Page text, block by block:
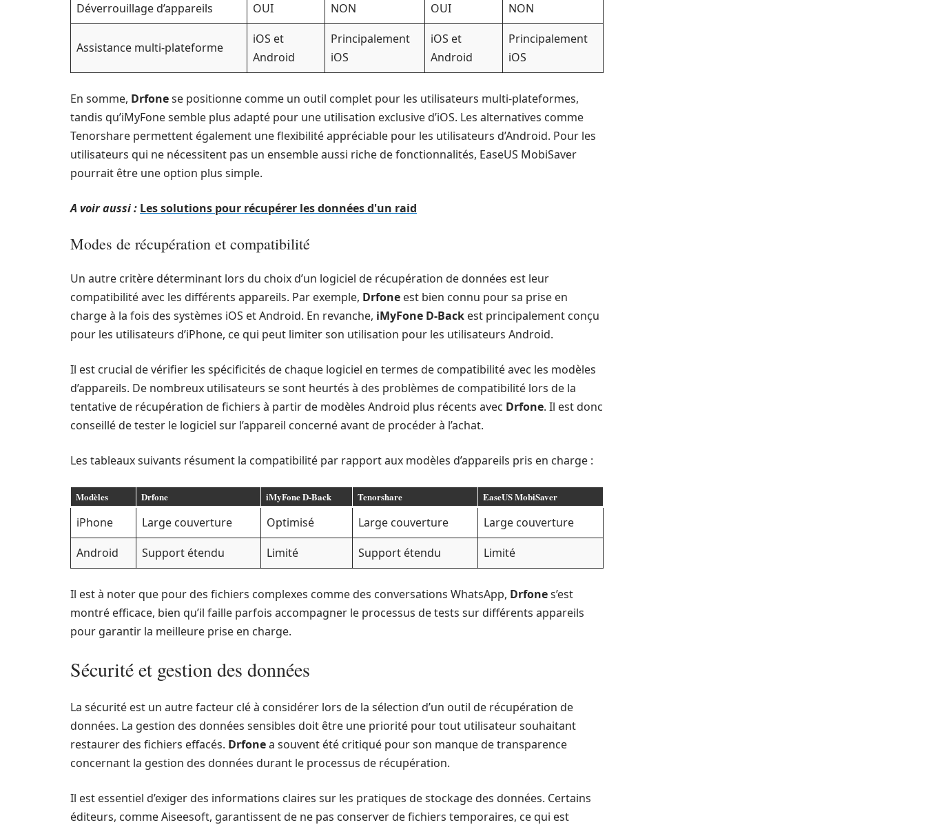
Déverrouillage d’appareils
OUI NON OUI NON
Assistance multi-plateforme
iOS et
Android
Principalement
iOS
iOS et
Android
Principalement
iOS
En somme, Drfonese positionne comme un outil complet pour les utilisateurs multi-plateformes,
tandis qu’iMyFone semble plus adapté pour une utilisation exclusive d’iOS. Les alternatives comme
Tenorshare permettent également une flexibilité appréciable pour les utilisateurs d’Android. Pour les
utilisateurs qui ne nécessitent pas un ensemble aussi riche de fonctionnalités, EaseUS MobiSaver
pourrait être une option plus simple.
A voir aussi : Les solutions pour récupérer les données d'un raid
Modes de récupération et compatibilité
Un autre critère déterminant lors du choix d’un logiciel de récupération de données est leur
compatibilité avec les différents appareils. Par exemple, Drfone est bien connu pour sa prise en
charge à la fois des systèmes iOS et Android. En revanche, iMyFone D-Back est principalement conçu
pour les utilisateurs d’iPhone, ce qui peut limiter son utilisation pour les utilisateurs Android.
Il est crucial de vérifier les spécificités de chaque logiciel en termes de compatibilité avec les modèles
d’appareils. De nombreux utilisateurs se sont heurtés à des problèmes de compatibilité lors de la
tentative de récupération de fichiers à partir de modèles Android plus récents avec Drfone. Il est donc
conseillé de tester le logiciel sur l’appareil concerné avant de procéder à l’achat.
Les tableaux suivants résument la compatibilité par rapport aux modèles d’appareils pris en charge :
Modèles Drfone iMyFone D-Back Tenorshare EaseUS MobiSaver
iPhone Large couverture Optimisé Large couverture
Large couverture
Android
Support étendu Limité Support étendu Limité
Il est à noter que pour des fichiers complexes comme des conversations WhatsApp, Drfones’est
montré efficace, bien qu’il faille parfois accompagner le processus de tests sur différents appareils
pour garantir la meilleure prise en charge.
Sécurité et gestion des données
La sécurité est un autre facteur clé à considérer lors de la sélection d’un outil de récupération de
données. La gestion des données sensibles doit être une priorité pour tout utilisateur souhaitant
restaurer des fichiers effacés. Drfonea souvent été critiqué pour son manque de transparence
concernant la gestion des données durant le processus de récupération.
Il est essentiel d’exiger des informations claires sur les pratiques de stockage des données. Certains
éditeurs, comme Aiseesoft, garantissent de ne pas conserver de fichiers temporaires, ce qui est